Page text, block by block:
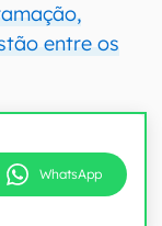
entre os
WhatsApp